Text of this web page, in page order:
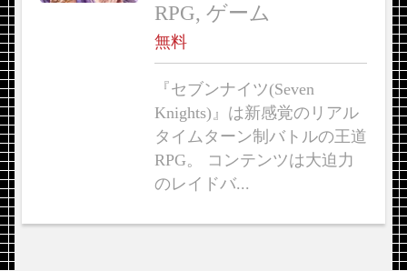
RPG, ゲーム
無料
『セブンナイツ(Seven
Knights)』は新感覚のリアル
タイムターン制バトルの王道
RPG。 コンテンツは大迫力
のレイドバ...